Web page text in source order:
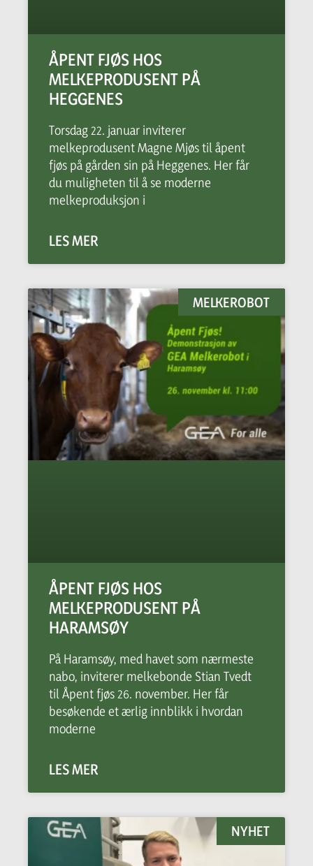
ÅPENT FJØS HOS
MELKEPRODUSENT PÅ
HEGGENES
Torsdag 22. januar inviterer
melkeprodusent Magne Mjøs til åpent
fjøs på gården sin på Heggenes. Her får
du muligheten til å se moderne
melkeproduksjon i
LES MER
MELKEROBOT
ÅPENT FJØS HOS
MELKEPRODUSENT PÅ
HARAMSØY
På Haramsøy, med havet som nærmeste
nabo, inviterer melkebonde Stian Tvedt
til Åpent fjøs 26. november. Her får
besøkende et ærlig innblikk i hvordan
moderne
LES MER
NYHET